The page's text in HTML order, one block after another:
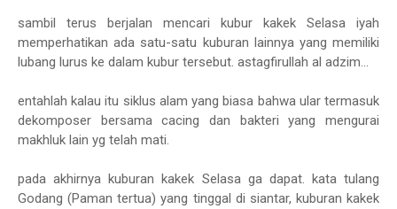
sambil terus berjalan mencari kubur kakek Selasa iyah
memperhatikan ada satu-satu kuburan lainnya yang memiliki
lubang lurus ke dalam kubur tersebut. astagfirullah al adzim...
entahlah kalau itu siklus alam yang biasa bahwa ular termasuk
dekomposer bersama cacing dan bakteri yang mengurai
makhluk lain yg telah mati.
pada akhirnya kuburan kakek Selasa ga dapat. kata tulang
Godang (Paman tertua) yang tinggal di siantar, kuburan kakek